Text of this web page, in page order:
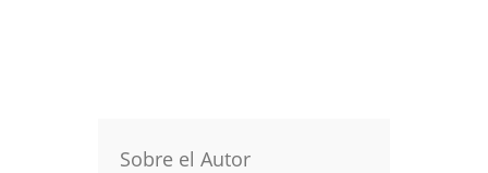
Sobre el Autor